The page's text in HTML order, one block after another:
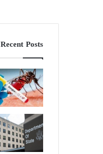
Recent Posts